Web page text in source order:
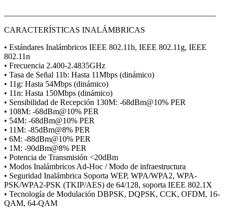
CARACTERÍSTICAS INALÁMBRICAS
• Estándares Inalámbricos IEEE 802.11b, IEEE 802.11g, IEEE
802.11n
• Frecuencia 2.400-2.4835GHz
• Tasa de Señal 11b: Hasta 11Mbps (dinámico)
• 11g: Hasta 54Mbps (dinámico)
• 11n: Hasta 150Mbps (dinámico)
• Sensibilidad de Recepción 130M: -68dBm@10% PER
• 108M: -68dBm@10% PER
• 54M: -68dBm@10% PER
• 11M: -85dBm@8% PER
• 6M: -88dBm@10% PER
• 1M: -90dBm@8% PER
• Potencia de Transmisión <20dBm
• Modos Inalámbricos Ad-Hoc / Modo de infraestructura
• Seguridad Inalámbrica Soporta WEP, WPA/WPA2, WPA-
PSK/WPA2-PSK (TKIP/AES) de 64/128, soporta IEEE 802.1X
• Tecnología de Modulación DBPSK, DQPSK, CCK, OFDM, 16-
QAM, 64-QAM